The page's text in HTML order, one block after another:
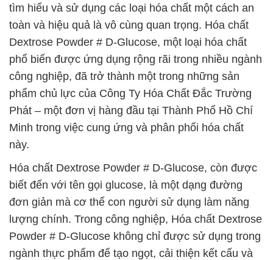
tìm hiểu và sử dụng các loại hóa chất một cách an
toàn và hiệu quả là vô cùng quan trọng. Hóa chất
Dextrose Powder # D-Glucose, một loại hóa chất
phổ biến được ứng dụng rộng rãi trong nhiều ngành
công nghiệp, đã trở thành một trong những sản
phẩm chủ lực của Công Ty Hóa Chất Đắc Trường
Phát – một đơn vị hàng đầu tại Thành Phố Hồ Chí
Minh trong việc cung ứng và phân phối hóa chất
này.
Hóa chất Dextrose Powder # D-Glucose, còn được
biết đến với tên gọi glucose, là một dạng đường
đơn giản mà cơ thể con người sử dụng làm năng
lượng chính. Trong công nghiệp, Hóa chất Dextrose
Powder # D-Glucose không chỉ được sử dụng trong
ngành thực phẩm để tạo ngọt, cải thiện kết cấu và